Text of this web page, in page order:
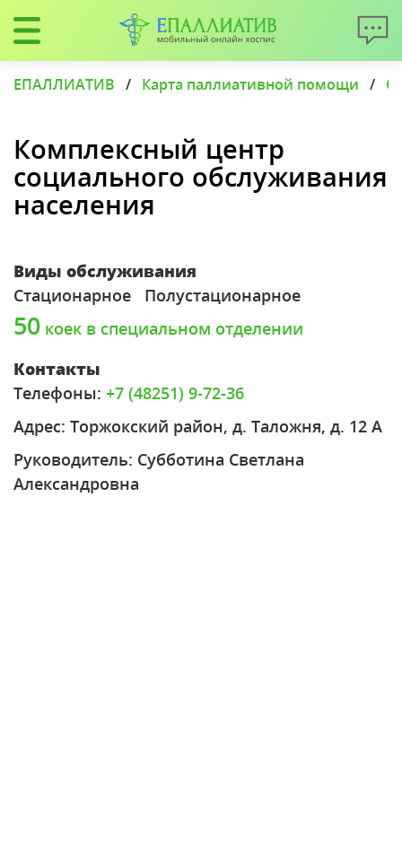
ЕПАЛЛИАТИВ / Карта паллиативной помощи /
Комплексный центр
социального обслуживания
населения
Виды обслуживания
Cтационарное
Полустационарное
50 коек в специальном отделении
Контакты
Телефоны: +7 (48251) 9-72-36
Адрес: Торжокский район, д. Таложня, д. 12 А
Руководитель: Субботина Светлана
Александровна